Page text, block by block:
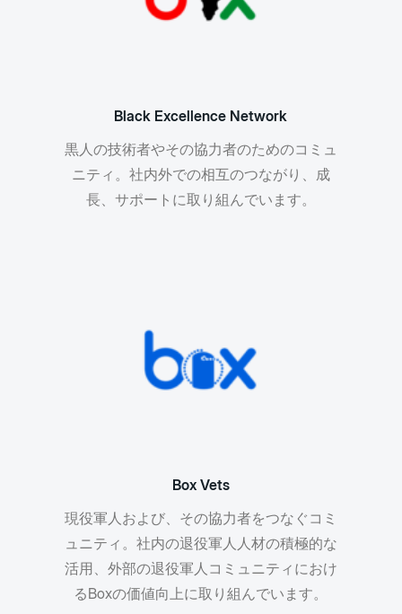
Black Excellence Network
黒人の技術者やその協力者のためのコミュ
ニティ。社内外での相互のつながり、成
長、サポートに取り組んでいます。
Box Vets
現役軍人および、その協力者をつなぐコミ
ュニティ。社内の退役軍人人材の積極的な
活用、外部の退役軍人コミュニティにおけ
るBoxの価値向上に取り組んでいます。